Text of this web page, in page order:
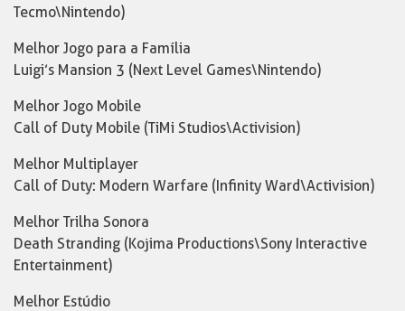
Tecmo\Nintendo)
Melhor Jogo para a Família
Luigi’s Mansion 3 (Next Level Games\Nintendo)
Melhor Jogo Mobile
Call of Duty Mobile (TiMi Studios\Activision)
Melhor Multiplayer
Call of Duty: Modern Warfare (Infinity Ward\Activision)
Melhor Trilha Sonora
Death Stranding (Kojima Productions\Sony Interactive
Entertainment)
Melhor Estúdio